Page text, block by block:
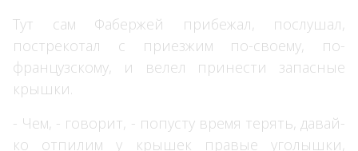
Тут сам Фабержей прибежал, послушал,
пострекотал с приезжим по-своему, по-
французскому, и велел принести запасные
крышки.
- Чем, - говорит, - попусту время терять, давай-
ко отпилим у крышек правые уголышки,